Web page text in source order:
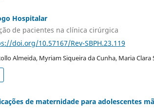
Hospitalar
de pacientes na clínica cirúrgica
doi.org/10.57167/Rev-SBPH.23.119
Almeida, Myriam Siqueira da Cunha, Maria
de maternidade para adolescentes